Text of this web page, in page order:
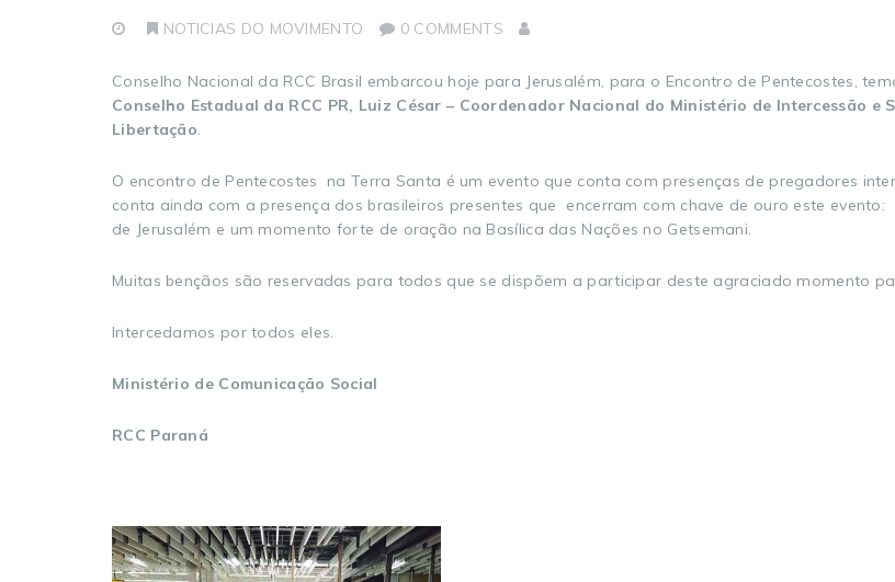
NOTICIAS DO MOVIMENTO 0 COMMENTS
Conselho Nacional da RCC Brasil embarcou hoje para Jerusalém, para o Encontro de Pentecostes,
Conselho Estadual da RCC PR, Luiz César – Coordenador Nacional do Ministério de Intercessão
Libertação.
O encontro de Pentecostes na Terra Santa é um evento que conta com presenças de pregadores
conta ainda com a presença dos brasileiros presentes que encerram com chave de ouro este
de Jerusalém e um momento forte de oração na Basílica das Nações no Getsemani.
Muitas bençãos são reservadas para todos que se dispõem a participar deste agraciado momento
Intercedamos por todos eles.
Ministério de Comunicação Social
RCC Paraná